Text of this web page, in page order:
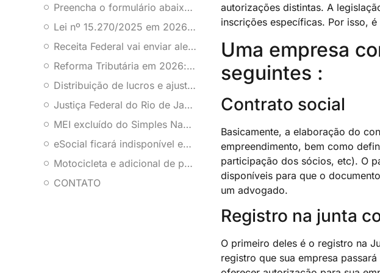
Preencha o formulário abaixo e fale agora com um contador.
Lei nº 15.270/2025 em 2026: como a tributação de lucros e dividendos muda decisões empresariais
Receita Federal vai enviar alerta por WhatsApp sobre isenção de IR até R$ 5 mil
Reforma Tributária em 2026: os erros que vão separar empresas preparadas das que ficarão pelo caminho
Distribuição de lucros e ajustes societários: o erro que muita empresa comete
Justiça Federal do Rio de Janeiro suspende aumento de 10% no IRPJ e CSLL do Lucro Presumido
MEI excluído do Simples Nacional tem até 31 de janeiro para regularizar e evitar prejuízos em 2026
eSocial ficará indisponível em 21 de janeiro de 2026: o que empresas precisam fazer para evitar riscos e atrasos
Motocicleta e adicional de periculosidade em 2026: o que o Anexo V da NR-16 realmente mudou para as empresas
CONTATO
autorizações distintas. A
inscrições específicas. Por isso,
Uma empresa
seguintes :
Contrato social
Basicamente, a elaboração do
empreendimento, bem como
participação dos sócios, etc). O
disponíveis para que o
um advogado.
Registro na junta
O primeiro deles é o registro na
registro que sua empresa